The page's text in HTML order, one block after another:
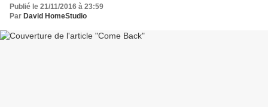
Publié le 21/11/2016 à 23:59
Par David HomeStudio